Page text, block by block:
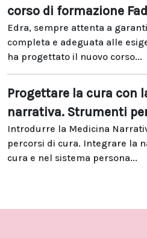
corso di formazione Fad
Edra, sempre attenta a
completa e adeguata alle
ha progettato il nuovo corso...
Progettare la cura con
narrativa. Strumenti
Introdurre la Medicina
percorsi di cura. Integrare la
cura e nel sistema persona...